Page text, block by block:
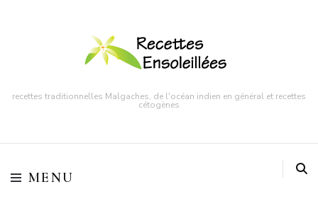
recettes traditionnelles Malgaches, de l'océan indien en général et recettes
cétogènes
MENU